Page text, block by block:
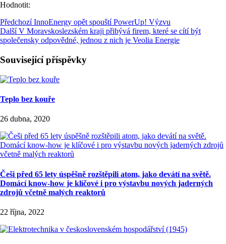
Hodnotit:
Předchozí InnoEnergy opět spouští PowerUp! Výzvu
Další V Moravskoslezském kraji přibývá firem, které se cítí být
společensky odpovědné, jednou z nich je Veolia Energie
Související příspěvky
Teplo bez kouře
26 dubna, 2020
Češi před 65 lety úspěšně rozštěpili atom, jako devátí na světě.
Domácí know-how je klíčové i pro výstavbu nových jaderných
zdrojů včetně malých reaktorů
22 října, 2022